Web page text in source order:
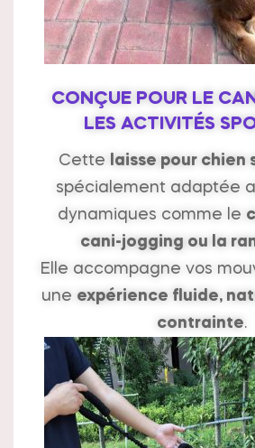
CONÇUE POUR LE
LES ACTIVITÉS
Cette laisse pour chien
spécialement adaptée
dynamiques comme le
cani-jogging ou la
Elle accompagne vos
une expérience fluide,
contrainte.